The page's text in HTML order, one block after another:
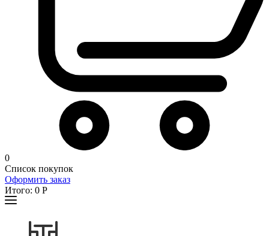
0
Список покупок
Оформить заказ
Итого: 0 Р